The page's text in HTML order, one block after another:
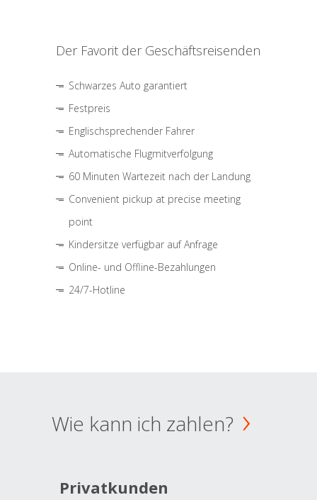
Der Favorit der Geschäftsreisenden
Schwarzes Auto garantiert
Festpreis
Englischsprechender Fahrer
Automatische Flugmitverfolgung
60 Minuten Wartezeit nach der Landung
Convenient pickup at precise meeting
point
Kindersitze verfügbar auf Anfrage
Online- und Offline-Bezahlungen
24/7-Hotline
Wie kann ich zahlen?
Privatkunden